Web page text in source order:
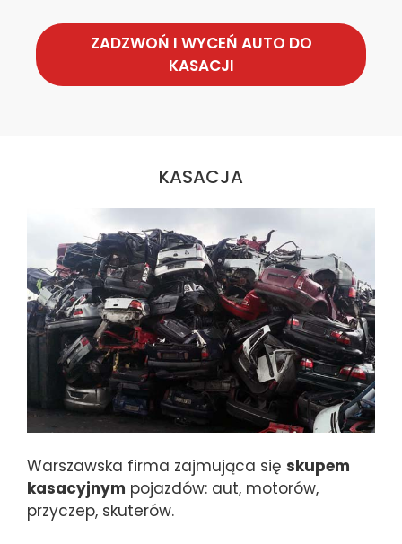
ZADZWOŃ I WYCEŃ AUTO DO
KASACJI
KASACJA
Warszawska firma zajmująca się skupem
kasacyjnym pojazdów: aut, motorów,
przyczep, skuterów.